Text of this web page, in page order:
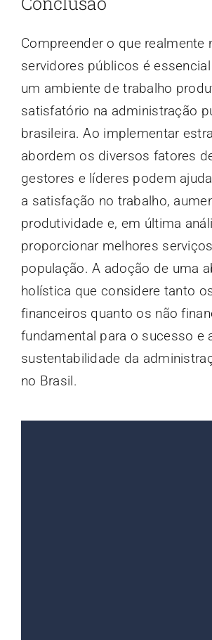
Compreender o que realmente
servidores públicos é
um ambiente de trabalho
satisfatório na administração
brasileira. Ao implementar
abordem os diversos fatores
gestores e líderes podem
a satisfação no trabalho,
produtividade e, em última
proporcionar melhores
população. A adoção de uma
holística que considere tanto
financeiros quanto os não
fundamental para o sucesso e
sustentabilidade da
no Brasil.